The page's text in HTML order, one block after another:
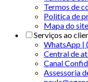
Termos de
Politica de
Mapa do site
Serviços ao
WhatsApp |
Central de
Canal
Assessoria